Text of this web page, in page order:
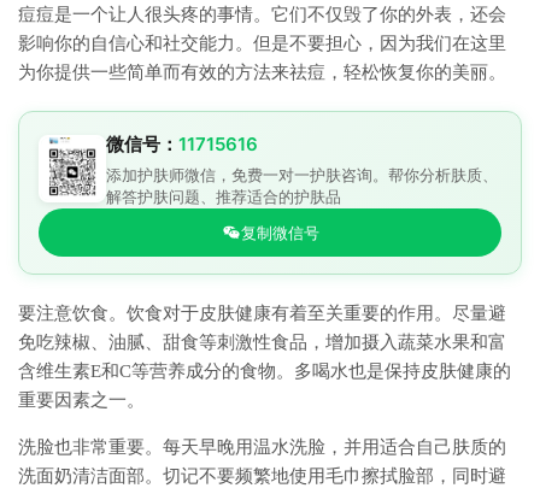
痘痘是一个让人很头疼的事情。它们不仅毁了你的外表，还会
影响你的自信心和社交能力。但是不要担心，因为我们在这里
为你提供一些简单而有效的方法来祛痘，轻松恢复你的美丽。
微信号： 11715616
添加护肤师微信，免费一对一护肤咨询。帮你分析肤质、
解答护肤问题、推荐适合的护肤品
复制微信号
要注意饮食。饮食对于皮肤健康有着至关重要的作用。尽量避
免吃辣椒、油腻、甜食等刺激性食品，增加摄入蔬菜水果和富
含维生素E和C等营养成分的食物。多喝水也是保持皮肤健康的
重要因素之一。
洗脸也非常重要。每天早晚用温水洗脸，并用适合自己肤质的
洗面奶清洁面部。切记不要频繁地使用毛巾擦拭脸部，同时避